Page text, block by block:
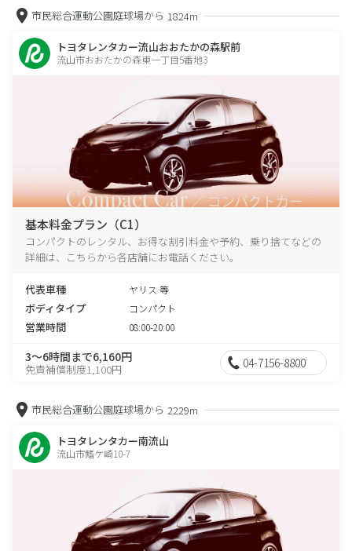
市民総合運動公園庭球場から 1824m
トヨタレンタカー流山おおたかの森駅前
流山市おおたかの森東一丁目5番地3
基本料金プラン（C1）
コンパクトのレンタル、お得な割引料金や予約、乗り捨てなどの
詳細は、こちらから各店舗にお電話ください。
代表車種 ヤリス 等
ボディタイプ コンパクト
営業時間 08:00-20:00
3～6時間まで6,160円
免責補償制度1,100円 04-7156-8800
市民総合運動公園庭球場から 2229m
トヨタレンタカー南流山
流山市鰭ケ崎10-7